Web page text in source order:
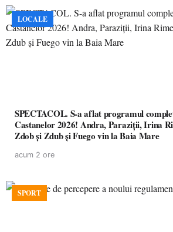
LOCALE
SPECTACOL. S-a aflat programul
Castanelor 2026! Andra, Paraziții, Irina
Zdob și Zdub și Fuego vin la Baia Mare
acum 2 ore
SPORT